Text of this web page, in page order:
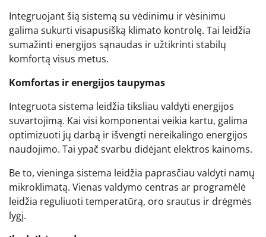
Integruojant šią sistemą su vėdinimu ir vėsinimu
galima sukurti visapusišką klimato kontrolę. Tai leidžia
sumažinti energijos sąnaudas ir užtikrinti stabilų
komfortą visus metus.
Komfortas ir energijos taupymas
Integruota sistema leidžia tiksliau valdyti energijos
suvartojimą. Kai visi komponentai veikia kartu, galima
optimizuoti jų darbą ir išvengti nereikalingo energijos
naudojimo. Tai ypač svarbu didėjant elektros kainoms.
Be to, vieninga sistema leidžia paprasčiau valdyti namų
mikroklimatą. Vienas valdymo centras ar programėlė
leidžia reguliuoti temperatūrą, oro srautus ir drėgmės
lygį.